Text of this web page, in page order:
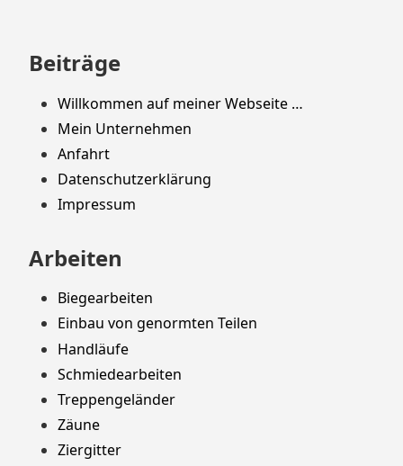
Beiträge
Willkommen auf meiner Webseite …
Mein Unternehmen
Anfahrt
Datenschutzerklärung
Impressum
Arbeiten
Biegearbeiten
Einbau von genormten Teilen
Handläufe
Schmiedearbeiten
Treppengeländer
Zäune
Ziergitter